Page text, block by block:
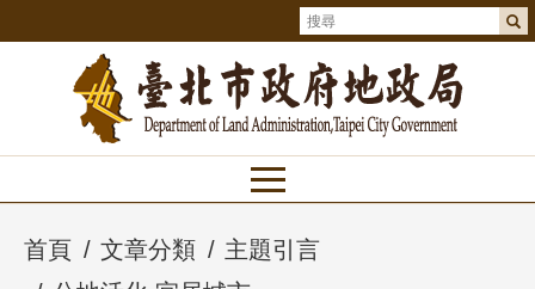
首頁 文章分類
主題引言